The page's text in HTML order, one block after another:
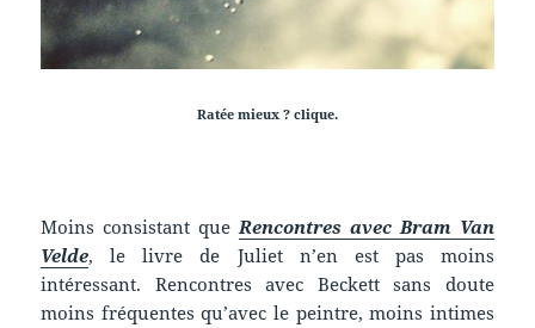
Ratée mieux ? clique.
Moins consistant queRencontres avec Bram Van
Velde, le livre de Juliet n’en est pas moins
intéressant. Rencontres avec Beckett sans doute
moins fréquentes qu’avec le peintre, moins intimes